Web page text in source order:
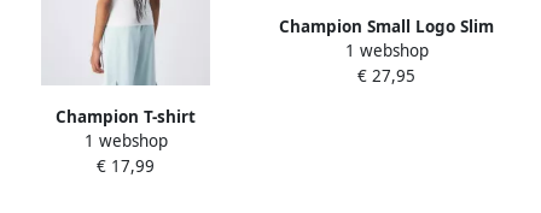
Champion T-shirt
CREWNECK T-SHIRT
1 webshop
€ 17,99
Champion Small Logo Slim
Fit Hoodie Dames
1 webshop
€ 27,95